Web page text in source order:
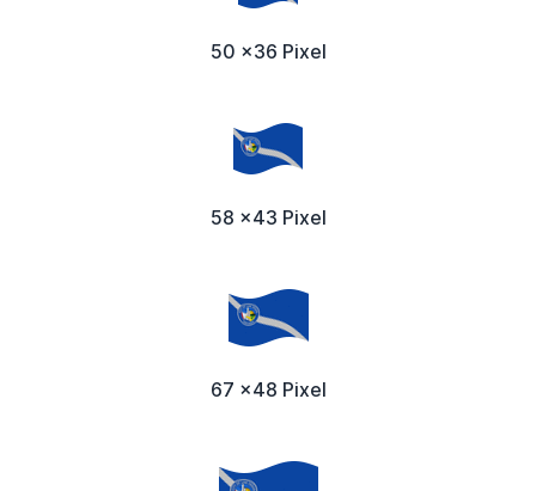
50 x36 Pixel
58 x43 Pixel
67 x48 Pixel